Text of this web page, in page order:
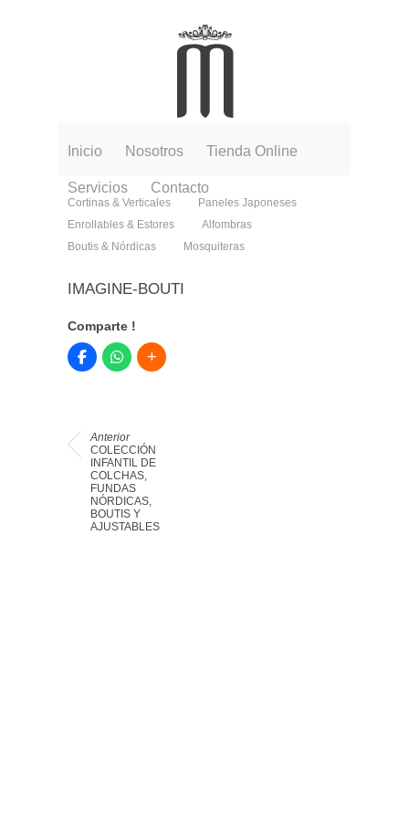
Inicio Nosotros Tienda Online
Servicios Contacto
Cortinas & Verticales
Paneles Japoneses
Enrollables & Estores
Alfombras
Boutis & Nórdicas
Mosquiteras
IMAGINE-BOUTI
Comparte !
Anterior
COLECCIÓN
INFANTIL DE
COLCHAS,
FUNDAS
NÓRDICAS,
BOUTIS Y
AJUSTABLES